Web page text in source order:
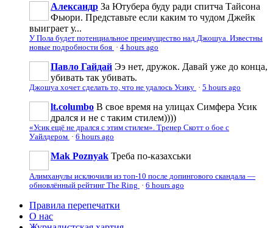
Александр За Ютубера буду ради спитча Тайсона
Фьюри. Представьте если каким то чудом Джейк
выиграет у...
У Пола будет потенциальное преимущество над Джошуа. Известны
новые подробности боя · 4 hours ago
Павло Гайдай Ээ нет, дружок. Давай уже до конца,
убивать так убивать.
Джошуа хочет сделать то, что не удалось Усику · 5 hours ago
lt.columbo В свое время на улицах Симфера Усик
дрался и не с таким стилем))))
«Усик ещё не дрался с этим стилем». Тренер Скотт о бое с
Уайлдером · 6 hours ago
Mak Poznyak Треба по-казахськи
Алимханулы исключили из топ-10 после допингового скандала —
обновлённый рейтинг The Ring · 6 hours ago
Правила перепечатки
О нас